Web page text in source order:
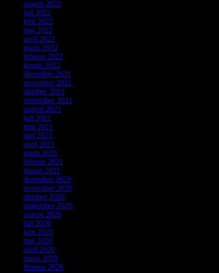
august 2022
juli 2022
juni 2022
maj 2022
april 2022
marts 2022
februar 2022
januar 2022
december 2021
november 2021
oktober 2021
september 2021
august 2021
juli 2021
juni 2021
maj 2021
april 2021
marts 2021
februar 2021
januar 2021
december 2020
november 2020
oktober 2020
september 2020
august 2020
juli 2020
juni 2020
maj 2020
april 2020
marts 2020
februar 2020